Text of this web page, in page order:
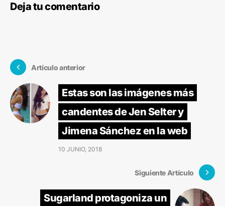
Deja tu comentario
Artículo anterior
Estas son las imágenes más
candentes de Jen Selter y
Jimena Sánchez en la web
10 JUNIO, 2018
Siguiente Artículo
Sugarland protagoniza un